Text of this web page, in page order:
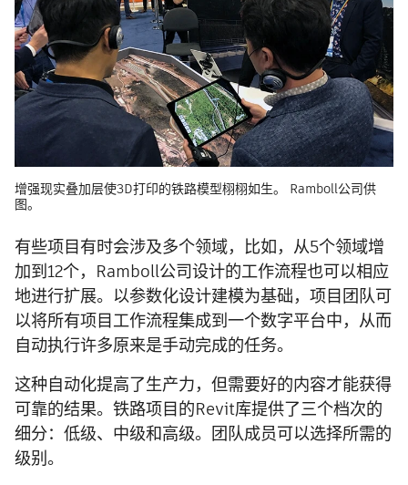
增强现实叠加层使3D打印的铁路模型栩栩如生。 Ramboll公司供
图。
有些项目有时会涉及多个领域，比如，从5个领域增
加到12个，Ramboll公司设计的工作流程也可以相应
地进行扩展。以参数化设计建模为基础，项目团队可
以将所有项目工作流程集成到一个数字平台中，从而
自动执行许多原来是手动完成的任务。
这种自动化提高了生产力，但需要好的内容才能获得
可靠的结果。铁路项目的Revit库提供了三个档次的
细分：低级、中级和高级。团队成员可以选择所需的
级别。